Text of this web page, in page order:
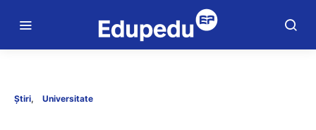
Știri Universitate